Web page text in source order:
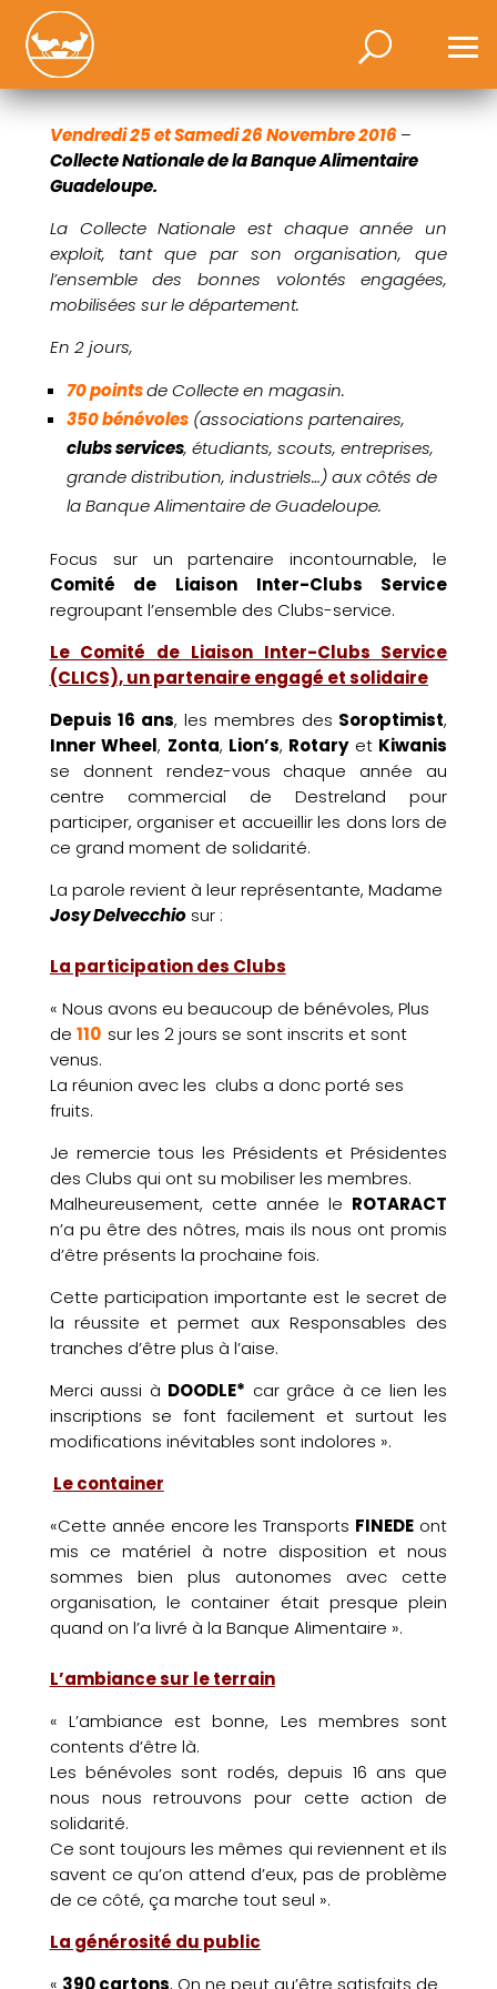
Vendredi 25 et Samedi 26 Novembre 2016 –
Collecte Nationale de la Banque Alimentaire
Guadeloupe.
La Collecte Nationale est chaque année un
exploit, tant que par son organisation, que
l’ensemble des bonnes volontés engagées,
mobilisées sur le département.
En 2 jours,
70 pointsde Collecte en magasin.
350 bénévoles(associations partenaires,
clubs services, étudiants, scouts, entreprises,
grande distribution, industriels…) aux côtés de
la Banque Alimentaire de Guadeloupe.
Focus sur un partenaire incontournable, le
Comité de Liaison Inter-Clubs Service
regroupant l’ensemble des Clubs-service.
Le Comité de Liaison Inter-Clubs Service
(CLICS), un partenaire engagé et solidaire
Depuis 16 ans, les membres des Soroptimist,
Inner Wheel, Zonta, Lion’s, Rotaryet Kiwanis
se donnent rendez-vous chaque année au
centre commercial de Destreland pour
participer, organiser et accueillir les dons lors de
ce grand moment de solidarité.
La parole revient à leur représentante, Madame
Josy Delvecchiosur :
La participation des Clubs
« Nous avons eu beaucoup de bénévoles, Plus
de 110 sur les 2 jours se sont inscrits et sont
venus.
La réunion avec les clubs a donc porté ses
fruits.
Je remercie tous les Présidents et Présidentes
des Clubs qui ont su mobiliser les membres.
Malheureusement, cette année le ROTARACT
n’a pu être des nôtres, mais ils nous ont promis
d’être présents la prochaine fois.
Cette participation importante est le secret de
la réussite et permet aux Responsables des
tranches d’être plus à l’aise.
Merci aussi à DOODLE* car grâce à ce lien les
inscriptions se font facilement et surtout les
modifications inévitables sont indolores ».
Le container
«Cette année encore les Transports FINEDE ont
mis ce matériel à notre disposition et nous
sommes bien plus autonomes avec cette
organisation, le container était presque plein
quand on l’a livré à la Banque Alimentaire ».
L’ambiance sur le terrain
« L’ambiance est bonne, Les membres sont
contents d’être là.
Les bénévoles sont rodés, depuis 16 ans que
nous nous retrouvons pour cette action de
solidarité.
Ce sont toujours les mêmes qui reviennent et ils
savent ce qu’on attend d’eux, pas de problème
de ce côté, ça marche tout seul ».
La générosité du public
« 390 cartons, On ne peut qu’être satisfaits de